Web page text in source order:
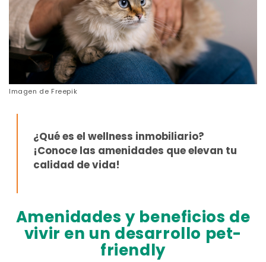
Imagen de Freepik
¿Qué es el wellness inmobiliario?
¡Conoce las amenidades que elevan tu
calidad de vida!
Amenidades y beneficios de
vivir en un desarrollo pet-
friendly